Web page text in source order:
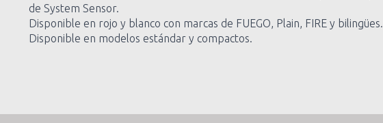
de System Sensor.
Disponible en rojo y blanco con marcas de FUEGO, Plain, FIRE y bilingües.
Disponible en modelos estándar y compactos.